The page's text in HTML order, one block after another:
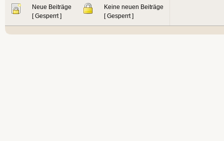
Neue Beiträge
[ Gesperrt ]
Keine neuen Beiträge
[ Gesperrt ]